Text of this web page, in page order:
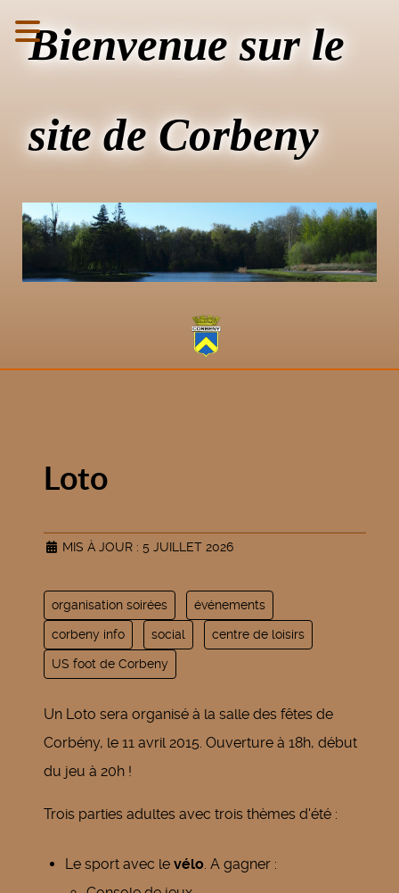
Bienvenue sur le
site de Corbeny
Loto
MIS À JOUR : 5 JUILLET 2026
organisation soirées événements
corbeny info social centre de loisirs
US foot de Corbeny
Un Loto sera organisé à la salle des fêtes de
Corbény, le 11 avril 2015. Ouverture à 18h, début
du jeu à 20h !
Trois parties adultes avec trois thèmes d'été :
Le sport avec le vélo. A gagner :